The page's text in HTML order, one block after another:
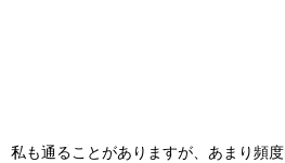
私も通ることがありますが、あまり頻度